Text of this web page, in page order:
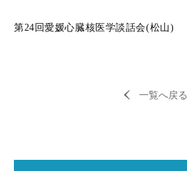
第24回愛媛心臓核医学談話会(松山)
一覧へ戻る